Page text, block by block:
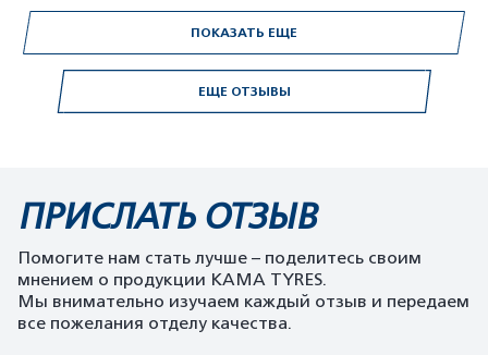
ЕЩЕ ОТЗЫВЫ
ПОКАЗАТЬ ЕЩЕ
ПРИСЛАТЬ ОТЗЫВ
Помогите нам стать лучше – поделитесь своим
мнением о продукции KAMA TYRES.
Мы внимательно изучаем каждый отзыв и передаем
все пожелания отделу качества.